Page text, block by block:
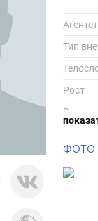
Тип
Рост
Вес
Цвет
Цвет
ФОТО